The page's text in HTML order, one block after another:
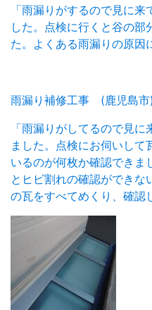
「雨漏りがするので見に
した。点検に行くと谷の部
た。よくある雨漏りの原因
雨漏り補修工事 (鹿児島市)
「雨漏りがしてるので見
ました。点検にお伺いして
いるのが何枚か確認できま
とヒビ割れの確認ができな
の瓦をすべてめくり、確認